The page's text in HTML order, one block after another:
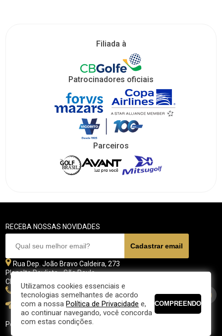
Filiada à
Patrocinadores oficiais
Parceiros
RECEBA NOSSAS NOVIDADES
Rua Dep. João Bravo Caldeira, 273
Planalto Paulista - São Paulo
CEP 04071 - 045
11 5070-4700
fpgolfe@fpgolfe.com.br
Política de privacidade
Utilizamos cookies essenciais e
tecnologias semelhantes de acordo
com a nossaPolítica de Privacidade e,
ao continuar navegando, você concorda
com estas condições.